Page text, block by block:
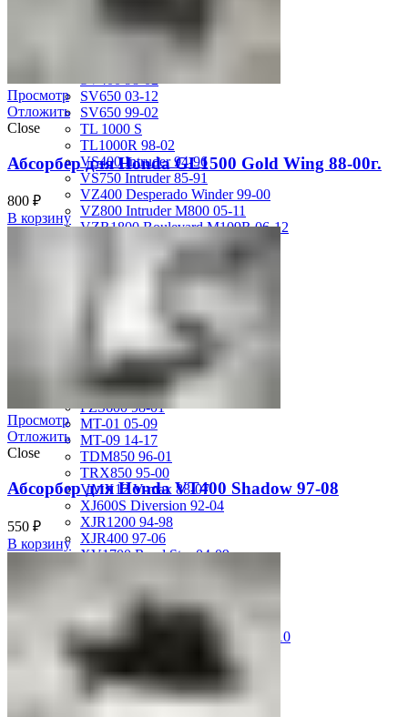
GSX-R750 SRAD 96-97
GSX-R750 SRAD 98-99
SV650 03-12
SV650 99-02
TL 1000 S
TL1000R 98-02
VS400 Intruder 94-96
VS750 Intruder 85-91
VZ400 Desperado Winder 99-00
VZ800 Intruder M800 05-11
VZR1800 Boulevard M109R 06-12
FJ1200 91-93
FZR1000 87-90
FZR1000 91-93
FZR750 Genesis 87-90
FZS1000 Fazer 01-05
FZS600 98-01
MT-01 05-09
MT-09 14-17
TDM850 96-01
TRX850 95-00
VMX12 V-max 88-07
XJ600S Diversion 92-04
XJR1200 94-98
XJR400 97-06
XV1700 Road Star 04-09
XV400 Virago 87-94
XV750 Virago 85-87
XVS400 Drag Star 96-99
XVZ1300 Royal Star Venture 01-10
YZF-1000R Thunderace 96-01
YZF-R1 00-01
YZF-R1 02-03
YZF-R1 04-06
Просмотр
Отложить
Close
Абсорбер для Honda GL1500 Gold Wing 88-00г.
800 ₽
В корзину
Просмотр
Отложить
Close
Абсорбер для Honda VT400 Shadow 97-08
550 ₽
В корзину